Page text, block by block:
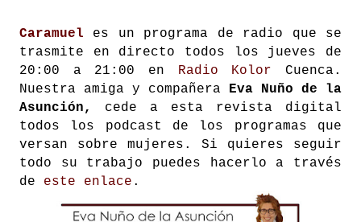
Caramuel es un programa de radio que se
trasmite en directo todos los jueves de
20:00 a 21:00 en Radio Kolor Cuenca.
Nuestra amiga y compañera Eva Nuño de la
Asunción,
cede a esta revista digital
todos los podcast de los programas que
versan sobre mujeres. Si quieres seguir
todo su trabajo puedes hacerlo a través
de este enlace .